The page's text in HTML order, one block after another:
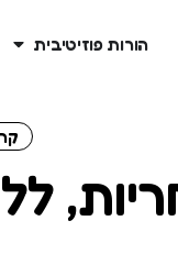
הורות פוזיטיבית